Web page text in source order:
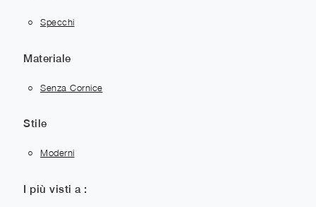
Specchi
Materiale
Senza Cornice
Stile
Moderni
I più visti a :